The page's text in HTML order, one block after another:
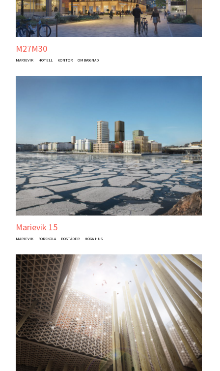
M27M30
MARIEVIK HOTELL KONTOR OMBYGGNAD
Marievik 15
MARIEVIK FÖRSKOLA BOSTÄDER HÖGA HUS